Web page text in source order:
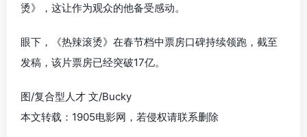
烫》，这让作为观众的他备受感动。
眼下，《热辣滚烫》在春节档中票房口碑持续领跑，截至
发稿，该片票房已经突破17亿。
图/复合型人才 文/Bucky
本文转载：1905电影网，若侵权请联系删除